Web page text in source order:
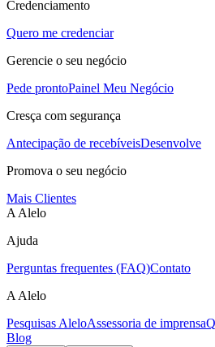
Credenciamento
Quero me credenciar
Gerencie o seu negócio
Pede prontoPainel Meu Negócio
Cresça com segurança
Antecipação de recebíveisDesenvolve
Promova o seu negócio
Mais Clientes
A Alelo
Ajuda
Perguntas frequentes (FAQ)Contato
A Alelo
Pesquisas AleloAssessoria de imprensa
Blog